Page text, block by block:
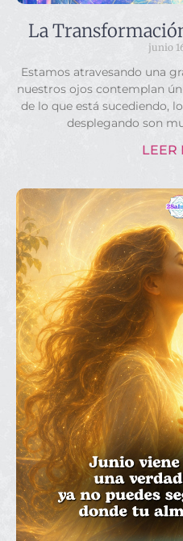
La
junio
Estamos atravesando una
nuestros ojos contemplan
de lo que está sucediendo,
desplegando son
LEER